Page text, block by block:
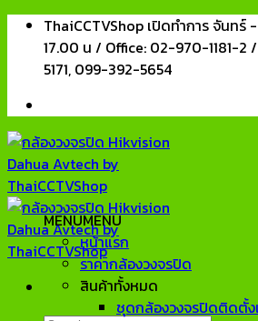
Skip
content
ThaiCCTVShop เปิดทำการ จันทร์
17.00 น / Office: 02-970-1181-
5171, 099-392-5654
MENUMENU
หน้าแรก
ราคากล้องวงจรปิด
สินค้าทั้งหมด
ชุดกล้องวงจรปิดติดตั้ง